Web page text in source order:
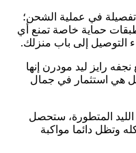
في عملية الشحن؛
حماية خاصة تمنع أي
التوصيل إلى باب منزلك.
رايز ليد مودرن إنها
هي استثمار في جمال
المتطورة، ستحصل
وتظل دائما مواكبة